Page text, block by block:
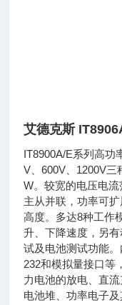
艾德克斯
IT8900A/E系列高功
V、600V、1200V
W。较宽的电压电
主从并联，功率可
高度。多达8种工作
升、下降速度，另
试及电池测试功能
232和模拟量接口等
力电池的放电、直
电池堆、功率电子